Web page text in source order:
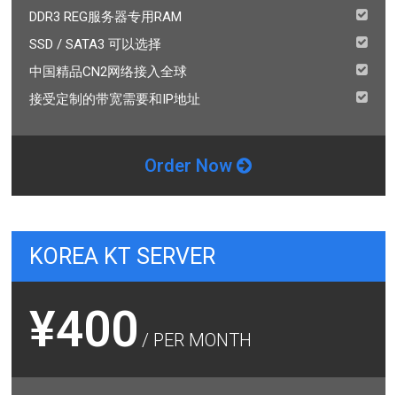
DDR3 REG服务器专用RAM
SSD / SATA3 可以选择
中国精品CN2网络接入全球
接受定制的带宽需要和IP地址
Order Now
KOREA KT SERVER
¥400 / PER MONTH